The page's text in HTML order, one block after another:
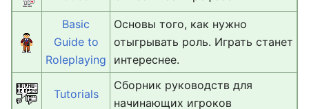
Basic
Guide to
Roleplaying
Основы того, как нужно
отыгрывать роль. Играть станет
интереснее.
Tutorials
Сборник руководств для
начинающих игроков